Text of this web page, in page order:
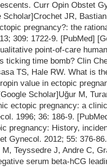
Curr Opin Obstet
Scholar]Crochet JR,
pregnancy?: the
309: 1722-9. [PubMed]
point-of-care
ticking time bomb? Clin
TS, Hale RW. What is
value in ectopic
Scholar]Uğur M,
ectopic pregnancy: a
1996; 36: 186-9.
pregnancy: History,
Gynecol. 2012; 55: 376-
M, Teyssedre J, Andre C,
serum beta-hCG